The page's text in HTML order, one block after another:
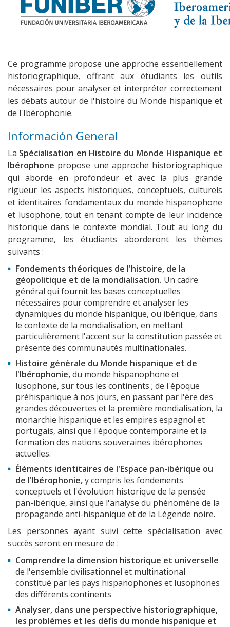
Ce programme propose une approche essentiellement
historiographique, offrant aux étudiants les outils
nécessaires pour analyser et interpréter correctement
les débats autour de l'histoire du Monde hispanique et
de l'Ibérophonie.
Información General
La Spécialisation en Histoire du Monde Hispanique et
Ibérophone propose une approche historiographique
qui aborde en profondeur et avec la plus grande
rigueur les aspects historiques, conceptuels, culturels
et identitaires fondamentaux du monde hispanophone
et lusophone, tout en tenant compte de leur incidence
historique dans le contexte mondial. Tout au long du
programme, les étudiants aborderont les thèmes
suivants :
Fondements théoriques de l'histoire, de la
géopolitique et de la mondialisation. Un cadre
général qui fournit les bases conceptuelles
nécessaires pour comprendre et analyser les
dynamiques du monde hispanique, ou ibérique, dans
le contexte de la mondialisation, en mettant
particulièrement l'accent sur la constitution passée et
présente des communautés multinationales.
Histoire générale du Monde hispanique et de
l'Ibérophonie,du monde hispanophone et
lusophone, sur tous les continents ; de l'époque
préhispanique à nos jours, en passant par l'ère des
grandes découvertes et la première mondialisation, la
monarchie hispanique et les empires espagnol et
portugais, ainsi que l'époque contemporaine et la
formation des nations souveraines ibérophones
actuelles.
Éléments identitaires de l'Espace pan-ibérique ou
de l'Ibérophonie,y compris les fondements
conceptuels et l'évolution historique de la pensée
pan-ibérique, ainsi que l'analyse du phénomène de la
propagande anti-hispanique et de la Légende noire.
Les personnes ayant suivi cette spécialisation avec
succès seront en mesure de :
Comprendre la dimension historique et universelle
de l'ensemble civilisationnel et multinational
constitué par les pays hispanophones et lusophones
des différents continents
Analyser, dans une perspective historiographique,
les problèmes et les défis du monde hispanique et